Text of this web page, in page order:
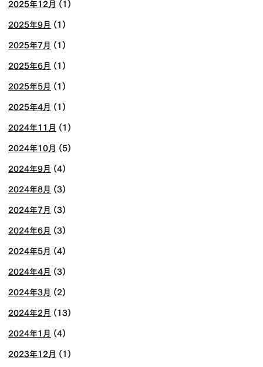
2025年12月 (1)
2025年9月 (1)
2025年7月 (1)
2025年6月 (1)
2025年5月 (1)
2025年4月 (1)
2024年11月 (1)
2024年10月 (5)
2024年9月 (4)
2024年8月 (3)
2024年7月 (3)
2024年6月 (3)
2024年5月 (4)
2024年4月 (3)
2024年3月 (2)
2024年2月 (13)
2024年1月 (4)
2023年12月 (1)